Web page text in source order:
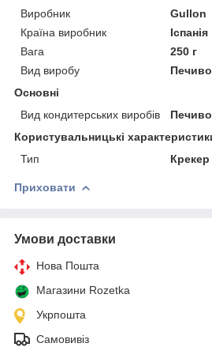
Виробник
Gullon
Країна виробник
Іспанія
Вага
250 г
Вид виробу
Печиво
Основні
Вид кондитерських виробів
Печиво
Користувальницькі
Тип
Приховати
Умови доставки
Нова Пошта
Магазини Rozetka
Укрпошта
Самовивіз